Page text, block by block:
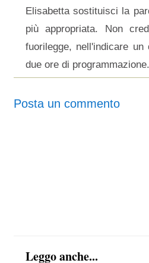
Elisabetta sostituisci la
più appropriata. Non
fuorilegge, nell'indicare
due ore di programmazione.
Posta un commento
Leggo anche...